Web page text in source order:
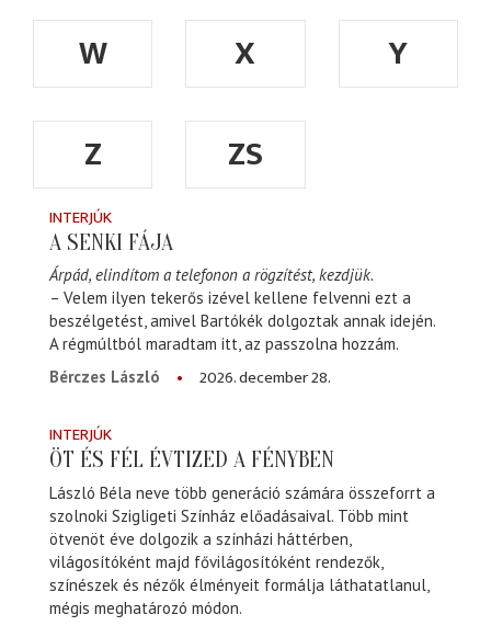
W
X
Y
Z
ZS
INTERJÚK
A SENKI FÁJA
Árpád, elindítom a telefonon a rögzítést, kezdjük.
– Velem ilyen tekerős izével kellene felvenni ezt a
beszélgetést, amivel Bartókék dolgoztak annak idején.
A régmúltból maradtam itt, az passzolna hozzám.
Bérczes László
2026. december 28.
INTERJÚK
ÖT ÉS FÉL ÉVTIZED A FÉNYBEN
László Béla neve több generáció számára összeforrt a
szolnoki Szigligeti Színház előadásaival. Több mint
ötvenöt éve dolgozik a színházi háttérben,
világosítóként majd fővilágosítóként rendezők,
színészek és nézők élményeit formálja láthatatlanul,
mégis meghatározó módon.